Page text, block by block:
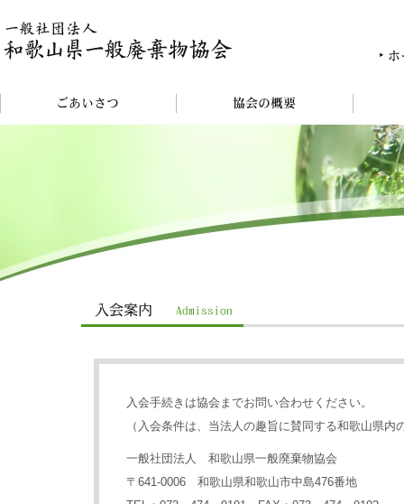
入会手続きは協会までお問い合わせください。
（入会条件は、当法人の趣旨に賛同する和歌山県
一般社団法人 和歌山県一般廃棄物協会
〒641-0006 和歌山県和歌山市中島476番地